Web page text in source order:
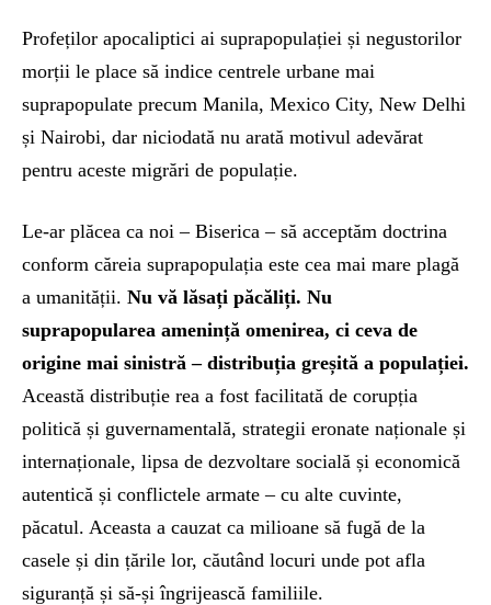
Profeților apocaliptici ai suprapopulației și negustorilor
morții le place să indice centrele urbane mai
suprapopulate precum Manila, Mexico City, New Delhi
și Nairobi, dar niciodată nu arată motivul adevărat
pentru aceste migrări de populație.
Le-ar plăcea ca noi – Biserica – să acceptăm doctrina
conform căreia suprapopulația este cea mai mare plagă
a umanității. Nu vă lăsați păcăliți. Nu
suprapopularea amenință omenirea, ci ceva de
origine mai sinistră – distribuția greșită a populației.
Această distribuție rea a fost facilitată de corupția
politică și guvernamentală, strategii eronate naționale și
internaționale, lipsa de dezvoltare socială și economică
autentică și conflictele armate – cu alte cuvinte,
păcatul. Aceasta a cauzat ca milioane să fugă de la
casele și din țările lor, căutând locuri unde pot afla
siguranță și să-și îngrijească familiile.